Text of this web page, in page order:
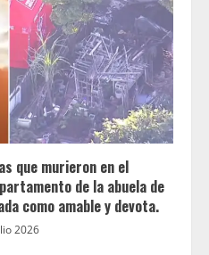
que murieron en el
de la abuela de
como amable y devota.
2026